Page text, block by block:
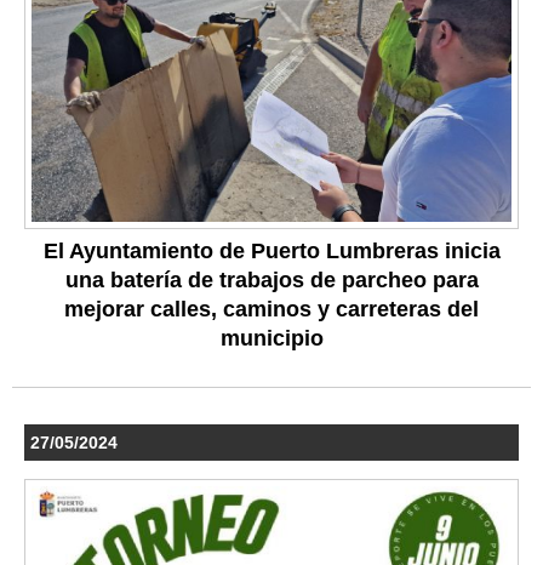
El Ayuntamiento de Puerto Lumbreras inicia
una batería de trabajos de parcheo para
mejorar calles, caminos y carreteras del
municipio
27/05/2024